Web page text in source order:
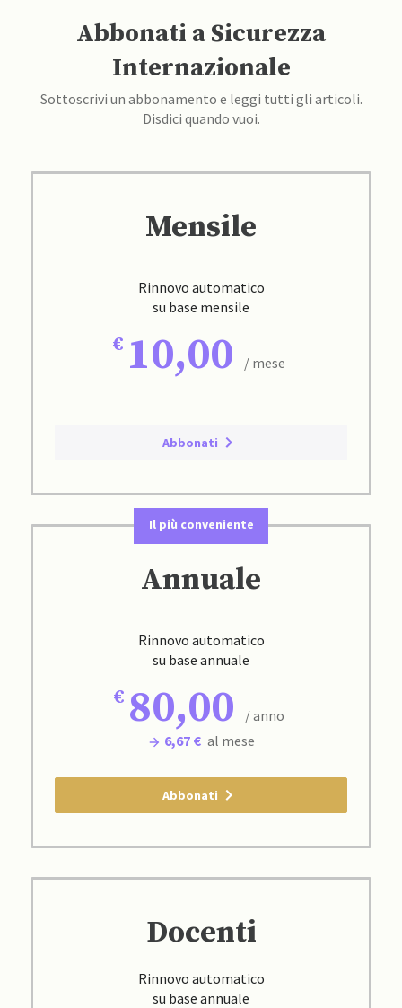
Abbonati a Sicurezza
Internazionale
Sottoscrivi un abbonamento e leggi tutti gli articoli.
Disdici quando vuoi.
Mensile
Rinnovo automatico
su base mensile
10,00 / mese
Abbonati
Il più conveniente
Annuale
Rinnovo automatico
su base annuale
80,00
/ anno
6,67 € al mese
Abbonati
Docenti
Rinnovo automatico
su base annuale